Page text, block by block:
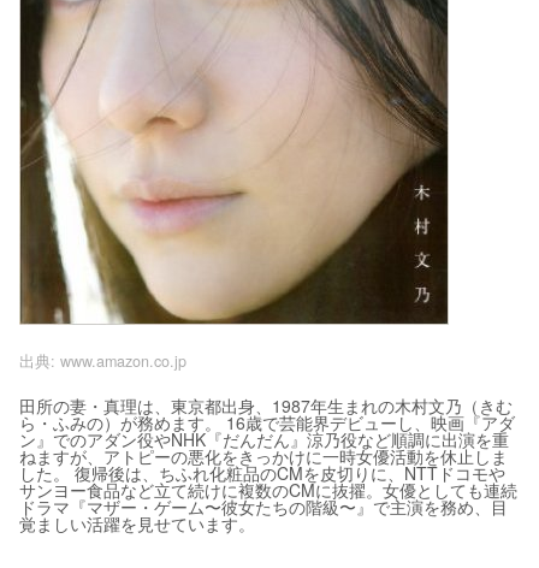
出典: www.amazon.co.jp
田所の妻・真理は、東京都出身、1987年生まれの木村文乃（きむ
ら・ふみの）が務めます。 16歳で芸能界デビューし、映画『アダ
ン』でのアダン役やNHK『だんだん』涼乃役など順調に出演を重
ねますが、アトピーの悪化をきっかけに一時女優活動を休止しま
した。 復帰後は、ちふれ化粧品のCMを皮切りに、NTTドコモや
サンヨー食品など立て続けに複数のCMに抜擢。女優としても連続
ドラマ『マザー・ゲーム〜彼女たちの階級〜』で主演を務め、目
覚ましい活躍を見せています。